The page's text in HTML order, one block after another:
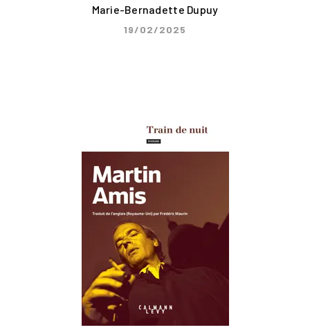
Marie-Bernadette Dupuy
19/02/2025